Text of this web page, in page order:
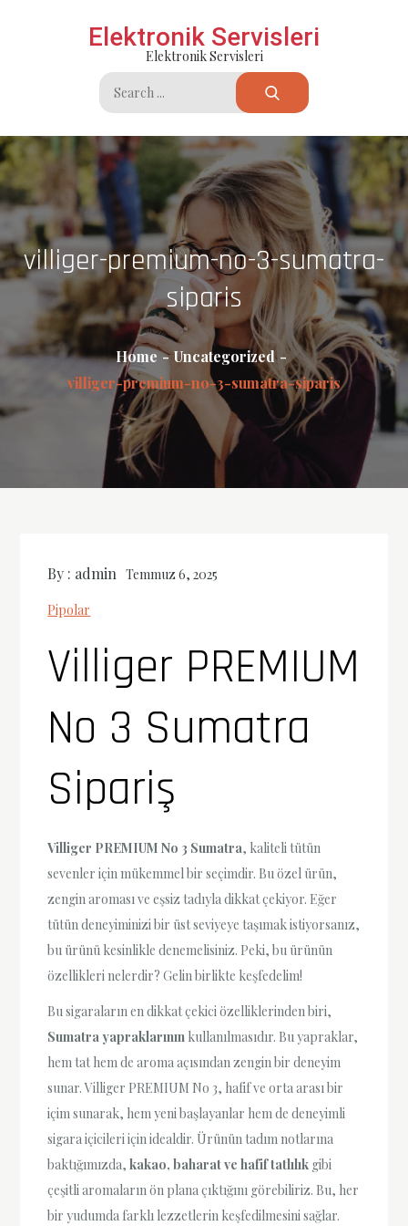
Elektronik Servisleri
Elektronik Servisleri
Search
for:
villiger-premium-no-3-sumatra-
siparis
Home
Uncategorized
villiger-premium-no-3-sumatra-siparis
By : admin Temmuz 6, 2025
Pipolar
Villiger PREMIUM
No 3 Sumatra
Sipariş
Villiger PREMIUM No 3 Sumatra, kaliteli tütün
sevenler için mükemmel bir seçimdir. Bu özel ürün,
zengin aroması ve eşsiz tadıyla dikkat çekiyor. Eğer
tütün deneyiminizi bir üst seviyeye taşımak istiyorsanız,
bu ürünü kesinlikle denemelisiniz. Peki, bu ürünün
özellikleri nelerdir? Gelin birlikte keşfedelim!
Bu sigaraların en dikkat çekici özelliklerinden biri,
Sumatra yapraklarının kullanılmasıdır. Bu yapraklar,
hem tat hem de aroma açısından zengin bir deneyim
sunar. Villiger PREMIUM No 3, hafif ve orta arası bir
içim sunarak, hem yeni başlayanlar hem de deneyimli
sigara içicileri için idealdir. Ürünün tadım notlarına
baktığımızda,kakao, baharat ve hafif tatlılık gibi
çeşitli aromaların ön plana çıktığını görebiliriz. Bu, her
bir yudumda farklı lezzetlerin keşfedilmesini sağlar.